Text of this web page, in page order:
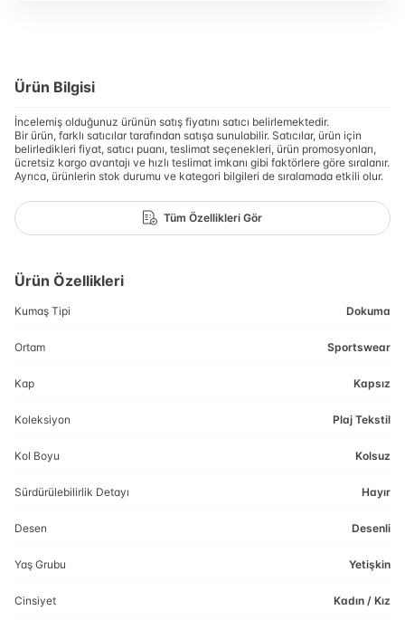
Ürün Bilgisi
İncelemiş olduğunuz ürünün satış fiyatını satıcı belirlemektedir.
Bir ürün, farklı satıcılar tarafından satışa sunulabilir. Satıcılar, ürün için
belirledikleri fiyat, satıcı puanı, teslimat seçenekleri, ürün promosyonları,
ücretsiz kargo avantajı ve hızlı teslimat imkanı gibi faktörlere göre sıralanır.
Ayrıca, ürünlerin stok durumu ve kategori bilgileri de sıralamada etkili olur.
Tüm Özellikleri Gör
Ürün Özellikleri
Kumaş Tipi Dokuma
Ortam Sportswear
Kap Kapsız
Koleksiyon Plaj Tekstil
Kol Boyu Kolsuz
Sürdürülebilirlik Detayı Hayır
Desen Desenli
Yaş Grubu Yetişkin
Cinsiyet Kadın / Kız